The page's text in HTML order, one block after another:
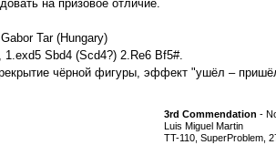
на призовое отличие.
Tar (Hungary)
Sbd4 (Scd4?) 2.Re6 Bf5#.
чёрной фигуры, эффект "ушёл –
3rd Commendation -
Luis Miguel Martin
TT-110, SuperProblem,